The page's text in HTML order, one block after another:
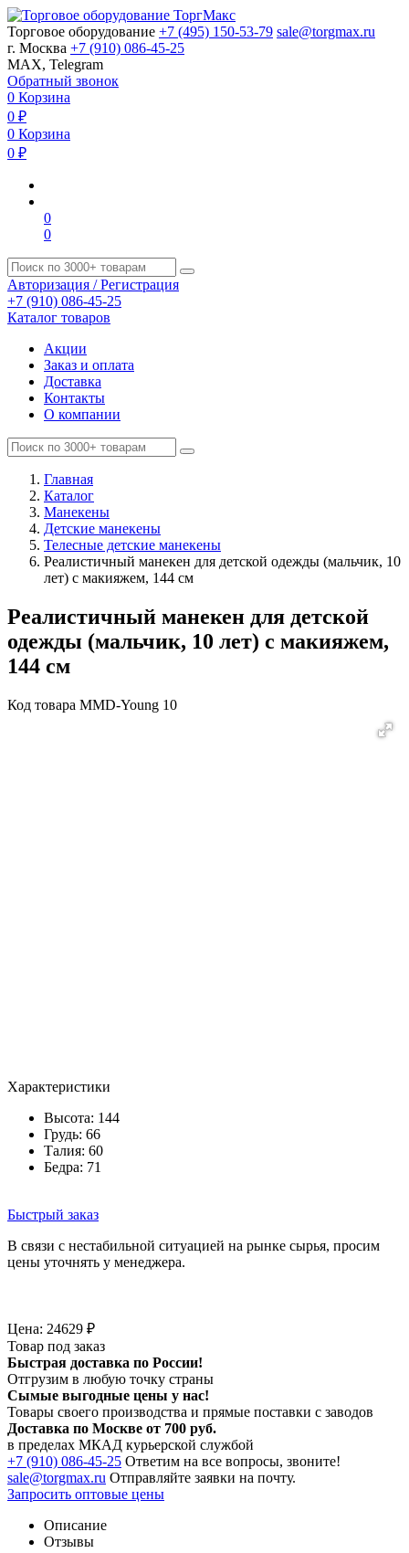
Торговое оборудование +7 (495) 150-53-79 sale@torgmax.ru
г. Москва +7 (910) 086-45-25
MAX, Telegram
Обратный звонок
0 Корзина
0 ₽
0 Корзина
0 ₽
0
0
Авторизация / Регистрация
+7 (910) 086-45-25
Каталог товаров
Акции
Заказ и оплата
Доставка
Контакты
О компании
Главная
Каталог
Манекены
Детские манекены
Телесные детские манекены
Реалистичный манекен для детской одежды (мальчик, 10
лет) с макияжем, 144 см
Реалистичный манекен для детской
одежды (мальчик, 10 лет) с макияжем,
144 см
Код товара MMD-Young 10
Характеристики
Высота: 144
Грудь: 66
Талия: 60
Бедра: 71
Быстрый заказ
В связи с нестабильной ситуацией на рынке сырья, просим
цены уточнять у менеджера.
Цена: 24629 ₽
Товар под заказ
Быстрая доставка по России!
Отгрузим в любую точку страны
Сымые выгодные цены у нас!
Товары своего производства и прямые поставки с заводов
Доставка по Москве от 700 руб.
в пределах МКАД курьерской службой
+7 (910) 086-45-25 Ответим на все вопросы, звоните!
sale@torgmax.ru Отправляйте заявки на почту.
Запросить оптовые цены
Описание
Отзывы